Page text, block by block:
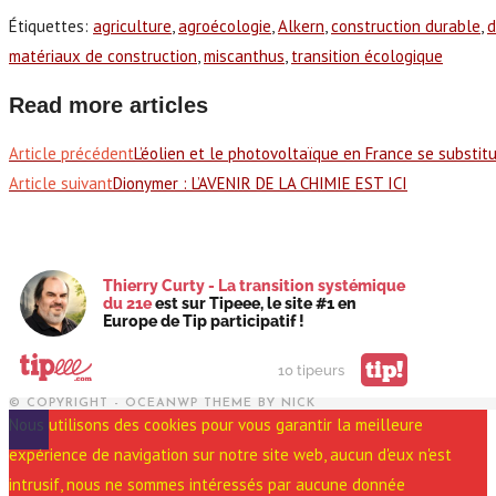
Étiquettes: agriculture, agroécologie, Alkern, construction durable,
matériaux de construction, miscanthus, transition écologique
Read more articles
Article précédentL’éolien et le photovoltaïque en France se
Article suivantDionymer : L’AVENIR DE LA CHIMIE EST ICI
Thierry Curty - La transition systémique
du 21eest sur Tipeee, le site #1 en
Europe de Tip participatif !
10 tipeurs tip!
© COPYRIGHT - OCEANWP THEME BY NICK
Nous utilisons des cookies pour vous garantir la meilleure
expérience de navigation sur notre site web, aucun d'eux n'est
intrusif, nous ne sommes intéressés par aucune donnée